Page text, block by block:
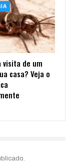
visita de um
casa? Veja o